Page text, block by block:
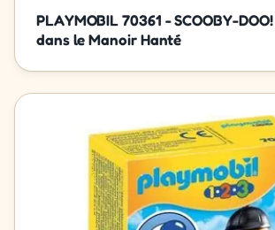
PLAYMOBIL 70361 - SCOOBY-
dans le Manoir Hanté